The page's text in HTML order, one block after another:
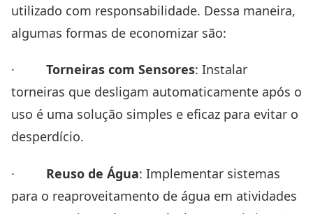
utilizado com responsabilidade. Dessa maneira,
algumas formas de economizar são:
· Torneiras com Sensores: Instalar
torneiras que desligam automaticamente após o
uso é uma solução simples e eficaz para evitar o
desperdício.
· Reuso de Água: Implementar sistemas
para o reaproveitamento de água em atividades